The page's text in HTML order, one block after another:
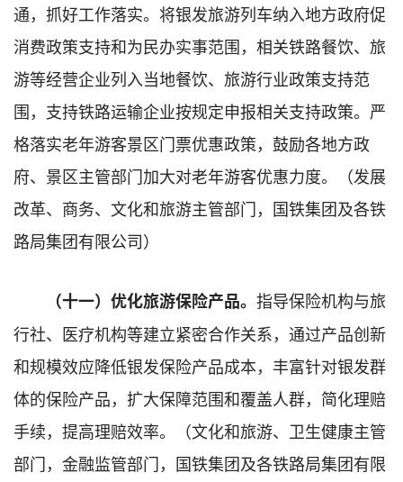
通，抓好工作落实。将银发旅游列车纳入地方政府促
消费政策支持和为民办实事范围，相关铁路餐饮、旅
游等经营企业列入当地餐饮、旅游行业政策支持范
围，支持铁路运输企业按规定申报相关支持政策。严
格落实老年游客景区门票优惠政策，鼓励各地方政
府、景区主管部门加大对老年游客优惠力度。（发展
改革、商务、文化和旅游主管部门，国铁集团及各铁
路局集团有限公司）
（十一）优化旅游保险产品。 指导保险机构与旅
行社、医疗机构等建立紧密合作关系，通过产品创新
和规模效应降低银发保险产品成本，丰富针对银发群
体的保险产品，扩大保障范围和覆盖人群，简化理赔
手续，提高理赔效率。（文化和旅游、卫生健康主管
部门，金融监管部门，国铁集团及各铁路局集团有限